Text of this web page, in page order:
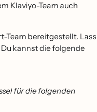
Klaviyo-Team auch
Team bereitgestellt. Lass
kannst die folgende
für die folgenden